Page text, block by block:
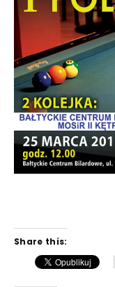
Share this: